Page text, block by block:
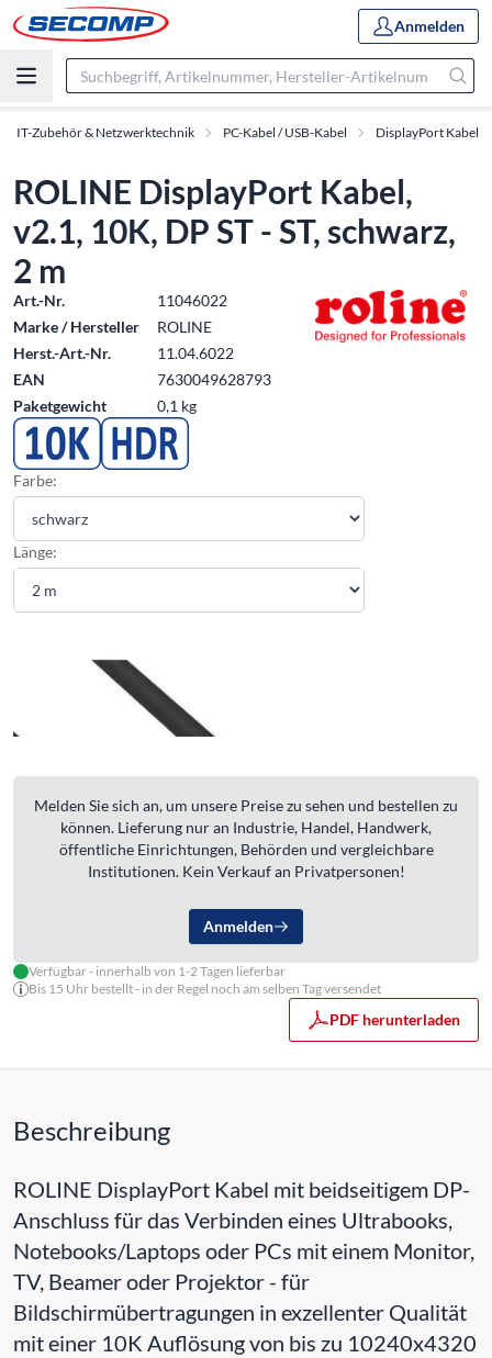
Anmelden
IT-Zubehör & Netzwerktechnik PC-Kabel / USB-Kabel DisplayPort Kabel
ROLINE DisplayPort Kabel,
v2.1, 10K, DP ST - ST, schwarz,
2 m
Art.-Nr.
11046022
Marke / Hersteller
ROLINE
Herst.-Art.-Nr.
11.04.6022
EAN
7630049628793
Paketgewicht
0,1 kg
Farbe:
Länge:
Melden Sie sich an, um unsere Preise zu sehen und bestellen zu
können. Lieferung nur an Industrie, Handel, Handwerk,
öffentliche Einrichtungen, Behörden und vergleichbare
Institutionen. Kein Verkauf an Privatpersonen!
Anmelden
Verfügbar - innerhalb von 1-2 Tagen lieferbar
Bis 15 Uhr bestellt - in der Regel noch am selben Tag versendet
PDF herunterladen
Beschreibung
ROLINE DisplayPort Kabel mit beidseitigem DP-
Anschluss für das Verbinden eines Ultrabooks,
Notebooks/Laptops oder PCs mit einem Monitor,
TV, Beamer oder Projektor - für
Bildschirmübertragungen in exzellenter Qualität
mit einer 10K Auflösung von bis zu 10240x4320